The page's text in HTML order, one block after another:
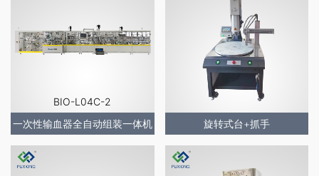
BIO-L04C-2
一次性输血器全自动组装一体机
旋转式台+抓手